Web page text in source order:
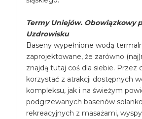
Termy Uniejów. Obowiązkowy
Uzdrowisku
Baseny wypełnione wodą
zaprojektowane, że zarówno
znajdą tutaj coś dla siebie. Przez
korzystać z atrakcji dostępnych
kompleksu, jak i na świeżym
podgrzewanych basenów
rekreacyjnych z masażami,